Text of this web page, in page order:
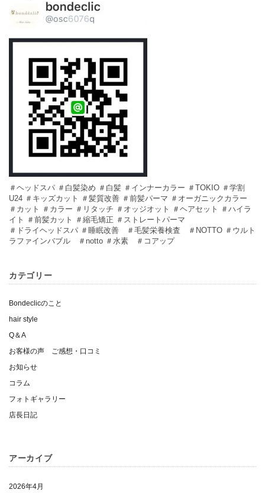
＃ヘッドスパ ＃白髪染め ＃白髪 ＃インナーカラー ＃TOKIO ＃学割
U24 ＃キッズカット ＃髪質改善 ＃前髪パーマ ＃オーガニックカラー
＃カット ＃カラー ＃リタッチ ＃オッジオット ＃ヘアセット ＃ハイラ
イト ＃前髪カット ＃縮毛矯正 ＃ストレートパーマ
＃ドライヘッドスパ ＃睡眠改善 ＃毛髪栄養検査 ＃NOTTO ＃ウルト
ラファインバブル ＃notto ＃水素 ＃コアップ
カテゴリー
Bondeclicのこと
hair style
Q＆A
お客様の声 ご感想・口コミ
お知らせ
コラム
フォトギャラリー
店長日記
アーカイブ
2026年4月